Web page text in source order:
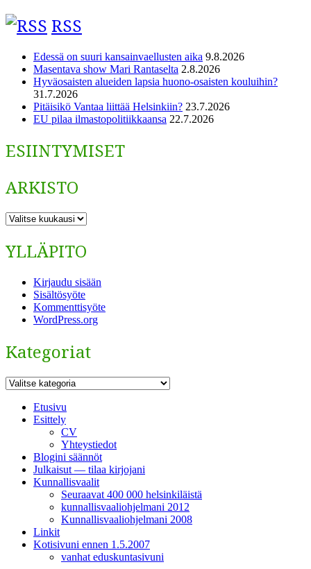
RSS
Edessä on suuri kansainvaellusten aika 9.8.2026
Masentava show Mari Rantaselta 2.8.2026
Hyväosaisten alueiden lapsia huono-osaisten kouluihin?
31.7.2026
Pitäisikö Vantaa liittää Helsinkiin? 23.7.2026
EU pilaa ilmastopolitiikkaansa 22.7.2026
ESIINTYMISET
ARKISTO
ARKISTO
YLLÄPITO
Kirjaudu sisään
Sisältösyöte
Kommenttisyöte
WordPress.org
Kategoriat
Kategoriat
Etusivu
Esittely
CV
Yhteystiedot
Blogini säännöt
Julkaisut — tilaa kirjojani
Kunnallisvaalit
Seuraavat 400 000 helsinkiläistä
kunnallisvaaliohjelmani 2012
Kunnallisvaaliohjelmani 2008
Linkit
Kotisivuni ennen 1.5.2007
vanhat eduskuntasivuni